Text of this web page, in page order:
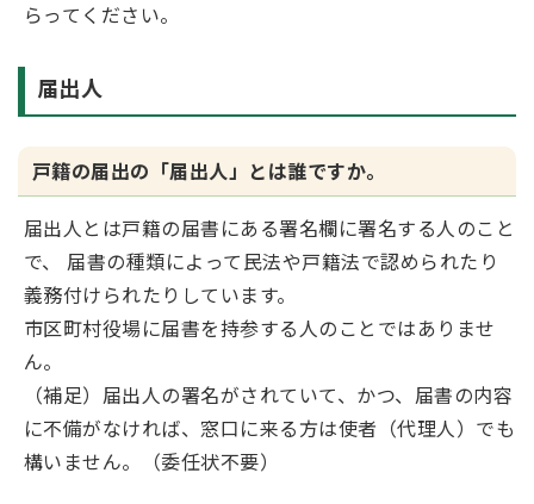
らってください。
届出人
戸籍の届出の「届出人」とは誰ですか。
届出人とは戸籍の届書にある署名欄に署名する人のこと
で、 届書の種類によって民法や戸籍法で認められたり
義務付けられたりしています。
市区町村役場に届書を持参する人のことではありませ
ん。
（補足）届出人の署名がされていて、かつ、届書の内容
に不備がなければ、窓口に来る方は使者（代理人）でも
構いません。（委任状不要）